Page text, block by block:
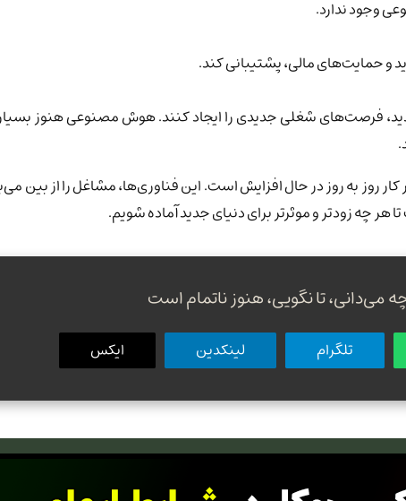
وجود ندارد.
و حمایت‌های مالی، پشتیبانی کند.
فرصت‌های شغلی جدیدی را ایجاد کنند. هوش مصنوعی هنوز بسیار از
به روز در حال افزایش است. این فناوری‌ها، مشاغل را از بین
چه زودتر و موثرتر برای دنیای جدید آماده شویم.
می‌دانی، تا نگویی، هنوز ناتمام است
تلگرام لینکدین ایکس